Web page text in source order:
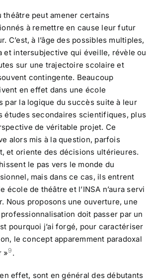
théâtre peut amener certains
à remettre en cause leur futur
C’est, à l’âge des possibles multiples,
et intersubjective qui éveille, révèle ou
sur une trajectoire scolaire et
contingente. Beaucoup
en effet dans une école
par la logique du succès suite à leur
études secondaires scientifiques, plus
de véritable projet. Ce
alors mis à la question, parfois
et oriente des décisions ultérieures.
le pas vers le monde du
mais dans ce cas, ils entrent
école de théâtre et l’INSA n’aura servi
Nous proposons une ouverture, une
doit passer par un
pourquoi j’ai forgé, pour caractériser
le concept apparemment paradoxal
»9 .
effet, sont en général des débutants